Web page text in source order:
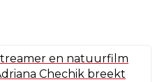
en natuurfilm
Chechik breekt